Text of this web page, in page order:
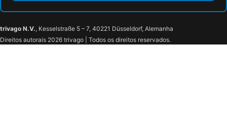
trivago N.V., Kesselstraße 5 – 7, 40221 Düsseldorf, Alemanha
Direitos autorais 2026 trivago | Todos os direitos reservados.